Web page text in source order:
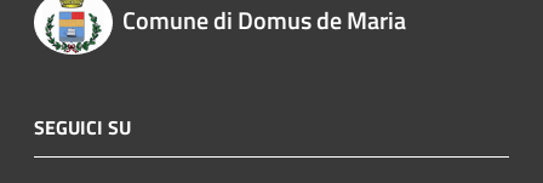
Comune di Domus de Maria
SEGUICI SU